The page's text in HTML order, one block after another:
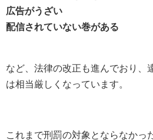
広告がうざい
配信されていない巻がある
など、法律の改正も進んでおり、
は相当厳しくなっています。
これまで刑罰の対象とならなかっ